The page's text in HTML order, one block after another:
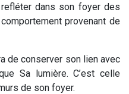
dans son foyer des
provenant de
de conserver son lien avec
Sa lumière. C’est celle
de son foyer.